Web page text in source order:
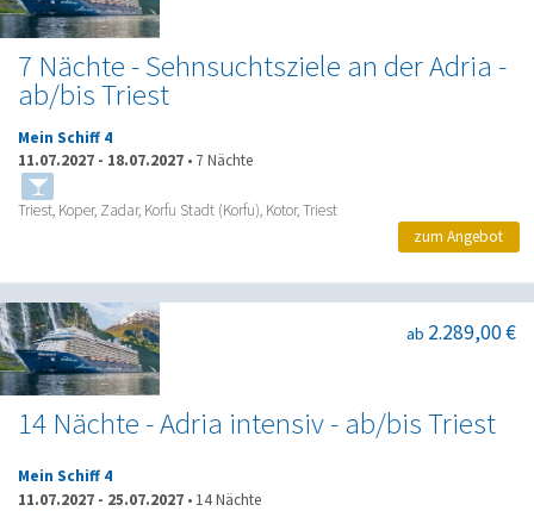
7 Nächte - Sehnsuchtsziele an der Adria -
ab/bis Triest
Mein Schiff 4
11.07.2027 - 18.07.2027 • 7 Nächte
Triest, Koper, Zadar, Korfu Stadt (Korfu), Kotor, Triest
zum Angebot
14 Nächte - Adria intensiv - ab/bis Triest
ab 2.289,00 €
Mein Schiff 4
11.07.2027 - 25.07.2027 • 14 Nächte